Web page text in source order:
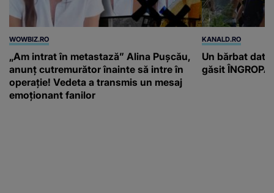
WOWBIZ.RO
„Am intrat în metastază” Alina Pușcău,
anunț cutremurător înainte să intre în
operație! Vedeta a transmis un mesaj
emoționant fanilor
KANALD.RO
Un bărbat dat
găsit